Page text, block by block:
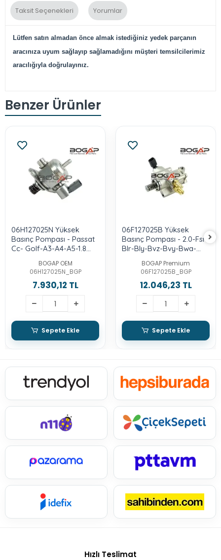
Taksit Seçenekleri Yorumlar
Lütfen satın almadan önce almak istediğiniz yedek parçanın
aracınıza uyum sağlayıp sağlamadığını müşteri temsilcilerimiz
aracılığıyla doğrulayınız.
Benzer Ürünler
06H127025N Yüksek
Basınç Pompası - Passat
Cc- Golf-A3-A4-A5-1.8
BOGAP OEM
06H127025N_BGP
7.930,12 TL
Sepete Ekle
06F127025B Yüksek
Basınç Pompası - 2.0-Fsı-
Blr-Bly-Bvz-Bvy-Bwa-
BOGAP Premium
06F127025B_BGP
12.046,23 TL
Sepete Ekle
Hızlı Teslimat